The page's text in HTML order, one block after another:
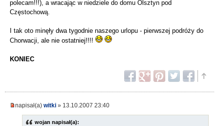
polecam!!!), a wracając w niedziele do domu Olsztyn pod
Częstochową.
I tak oto minęły dwa tygodnie naszego urlopu - pierwszej podróży do
Chorwacji, ale nie ostatniej!!!!
KONIEC
napisał(a) witki » 13.10.2007 23:40
wojan napisał(a):